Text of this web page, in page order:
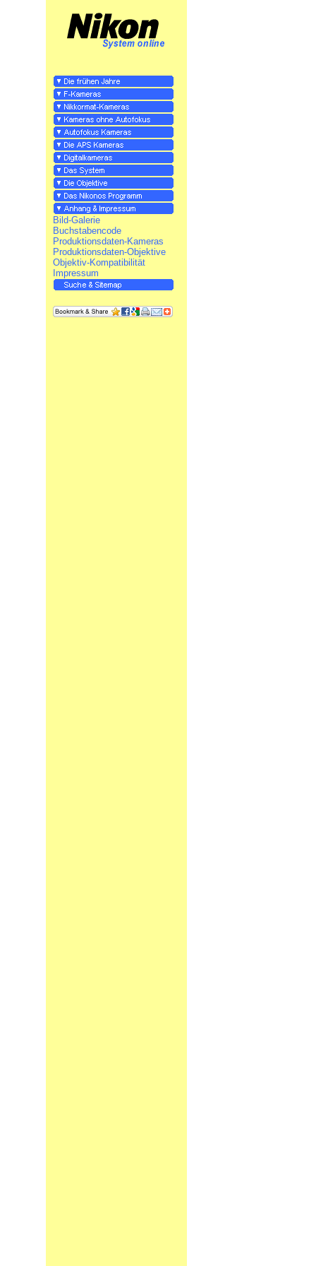
Bild-Galerie
Buchstabencode
Produktionsdaten-Kameras
Produktionsdaten-Objektive
Objektiv-Kompatibilität
Impressum